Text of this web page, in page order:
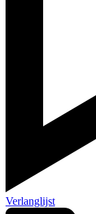
Verlanglijst